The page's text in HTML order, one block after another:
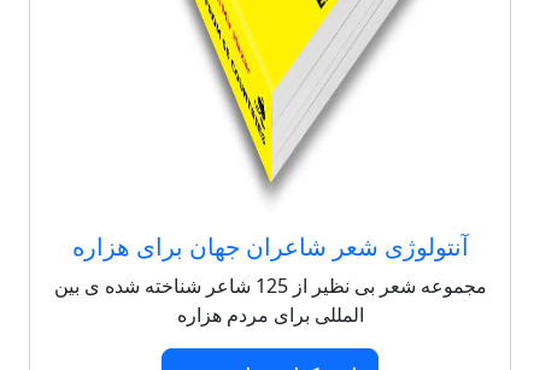
آنتولوژی شعر شاعران جهان برای هزاره
مجموعه شعر بی نظیر از 125 شاعر شناخته شده ی بین
المللی برای مردم هزاره